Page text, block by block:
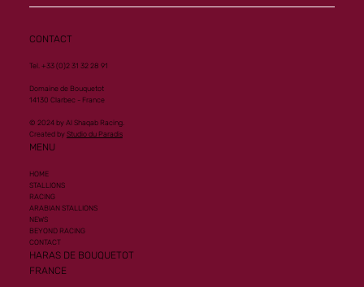
CONTACT
Tel. +33 (0)2 31 32 28 91
Domaine de Bouquetot
14130 Clarbec - France
© 2024 by Al Shaqab Racing.
Created by Studio du Paradis
MENU
HOME
STALLIONS
RACING
ARABIAN STALLIONS
NEWS
BEYOND RACING
CONTACT
HARAS DE BOUQUETOT
FRANCE